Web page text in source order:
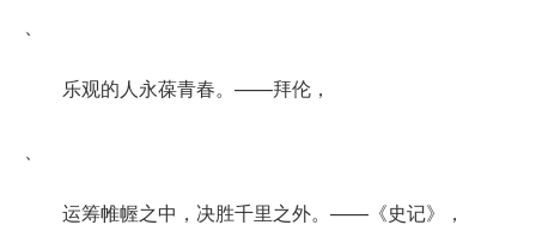
、
乐观的人永葆青春。——拜伦，
、
运筹帷幄之中，决胜千里之外。——《史记》，